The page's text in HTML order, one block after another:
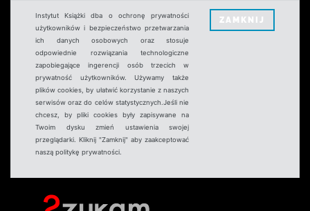
Instytut Książki dba o ochronę prywatności
użytkowników i bezpieczeństwo przetwarzania
ich danych osobowych oraz stosuje
odpowiednie rozwiązania technologiczne
zapobiegające ingerencji osób trzecich w
prywatność użytkowników. Używamy także
plików cookies, by ułatwić korzystanie z naszych
serwisów oraz do celów statystycznych.Jeśli nie
chcesz, by pliki cookies były zapisywane na
Twoim dysku zmień ustawienia swojej
przeglądarki. Kliknij "Zamknij" aby zaakceptować
naszą politykę prywatności.
ZAMKNIJ